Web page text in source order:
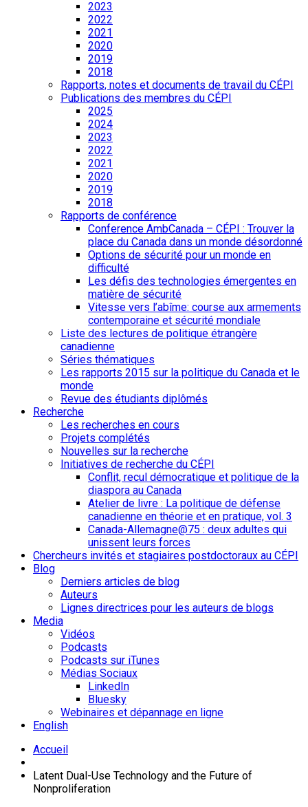
2023
2022
2021
2020
2019
2018
Rapports, notes et documents de travail du CÉPI
Publications des membres du CÉPI
2025
2024
2023
2022
2021
2020
2019
2018
Rapports de conférence
Conference AmbCanada – CÉPI : Trouver la
place du Canada dans un monde désordonné
Options de sécurité pour un monde en
difficulté
Les défis des technologies émergentes en
matière de sécurité
Vitesse vers l’abîme: course aux armements
contemporaine et sécurité mondiale
Liste des lectures de politique étrangère
canadienne
Séries thématiques
Les rapports 2015 sur la politique du Canada et le
monde
Revue des étudiants diplômés
Recherche
Les recherches en cours
Projets complétés
Nouvelles sur la recherche
Initiatives de recherche du CÉPI
Conflit, recul démocratique et politique de la
diaspora au Canada
Atelier de livre : La politique de défense
canadienne en théorie et en pratique, vol. 3
Canada-Allemagne@75 : deux adultes qui
unissent leurs forces
Chercheurs invités et stagiaires postdoctoraux au CÉPI
Blog
Derniers articles de blog
Auteurs
Lignes directrices pour les auteurs de blogs
Media
Vidéos
Podcasts
Podcasts sur iTunes
Médias Sociaux
LinkedIn
Bluesky
Webinaires et dépannage en ligne
English
Accueil
Latent Dual-Use Technology and the Future of
Nonproliferation